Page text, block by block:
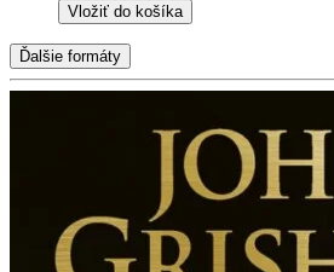
Vložiť do košíka
Ďalšie formáty